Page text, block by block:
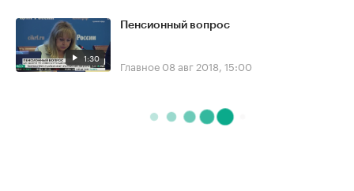
1:30
Пенсионный вопрос
Главное 08 авг 2018, 15:00